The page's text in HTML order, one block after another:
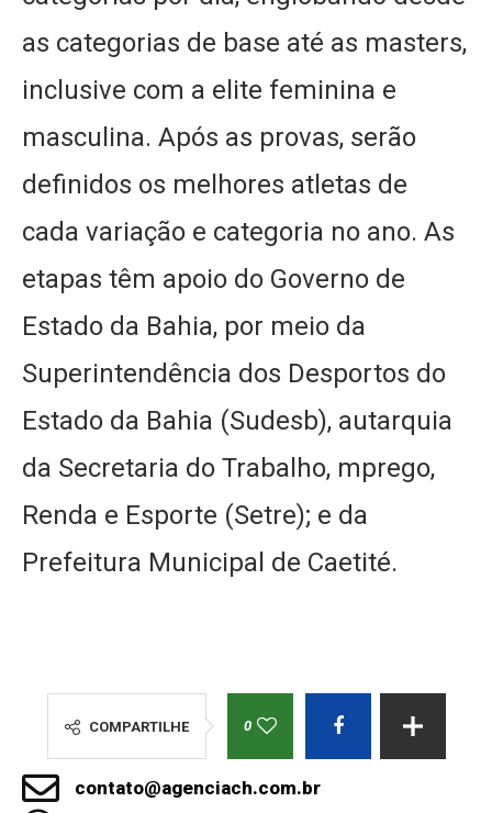
as categorias de base até as masters,
inclusive com a elite feminina e
masculina. Após as provas, serão
definidos os melhores atletas de
cada variação e categoria no ano. As
etapas têm apoio do Governo de
Estado da Bahia, por meio da
Superintendência dos Desportos do
Estado da Bahia (Sudesb), autarquia
da Secretaria do Trabalho, mprego,
Renda e Esporte (Setre); e da
Prefeitura Municipal de Caetité.
COMPARTILHE 0
contato@agenciach.com.br